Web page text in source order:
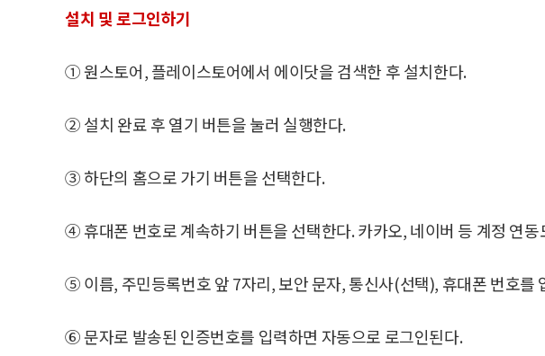
설치 및 로그인하기
① 원스토어, 플레이스토어에서 에이닷을 검색한 후 설치한다.
② 설치 완료 후 열기 버튼을 눌러 실행한다.
③ 하단의 홈으로 가기 버튼을 선택한다.
④ 휴대폰 번호로 계속하기 버튼을 선택한다. 카카오, 네이버 등 계정 연동
⑤ 이름, 주민등록번호 앞 7자리, 보안 문자, 통신사(선택), 휴대폰 번호를
⑥ 문자로 발송된 인증번호를 입력하면 자동으로 로그인된다.